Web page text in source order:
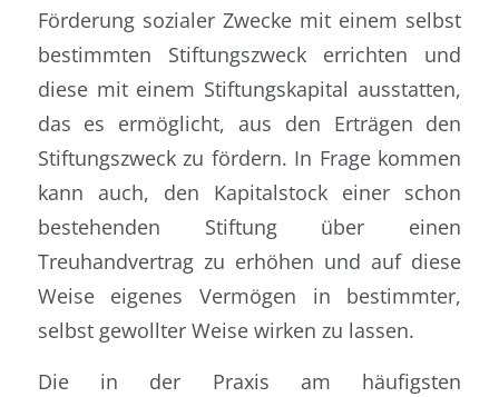
Förderung sozialer Zwecke mit einem selbst
bestimmten Stiftungszweck errichten und
diese mit einem Stiftungskapital ausstatten,
das es ermöglicht, aus den Erträgen den
Stiftungszweck zu fördern. In Frage kommen
kann auch, den Kapitalstock einer schon
bestehenden Stiftung über einen
Treuhandvertrag zu erhöhen und auf diese
Weise eigenes Vermögen in bestimmter,
selbst gewollter Weise wirken zu lassen.
Die in der Praxis am häufigsten